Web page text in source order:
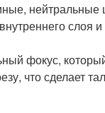
нейтральные
слоя
фокус,
что сделает